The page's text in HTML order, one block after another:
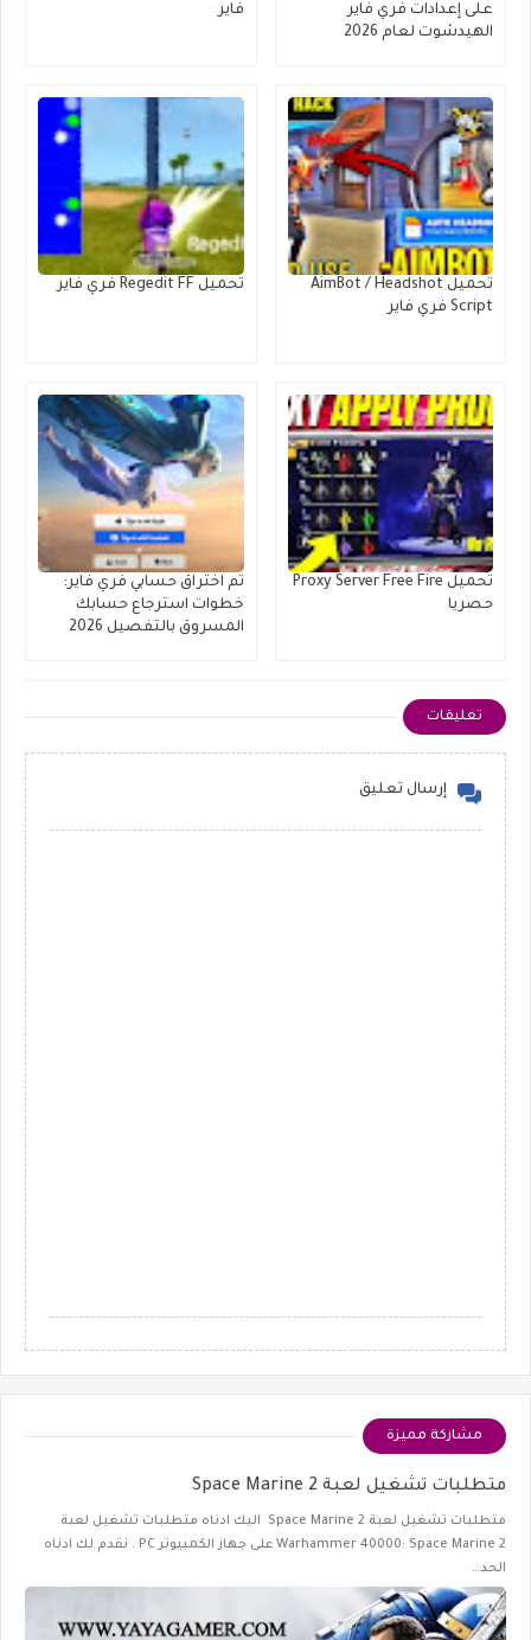
على إعدادات فري فاير
الهيدشوت لعام 2026
فاير
تحميل AimBot / Headshot
Script فري فاير
تحميل Regedit FF فري فاير
تحميل Proxy Server Free Fire
حصريا
تم اختراق حسابي فري فاير:
خطوات استرجاع حسابك
المسروق بالتفصيل 2026
تعليقات
إرسال تعليق
مشاركة مميزة
متطلبات تشغيل لعبة Space Marine 2
متطلبات تشغيل لعبة Space Marine 2 اليك ادناه متطلبات تشغيل لعبة
Warhammer 40000: Space Marine 2 على جهاز الكمبيوتر PC . نقدم لك ادناه
الحد…